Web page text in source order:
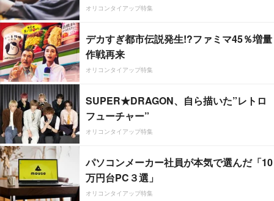
オリコンタイアップ特集
デカすぎ都市伝説発生!?ファミマ45％増量
作戦再来
オリコンタイアップ特集
SUPER★DRAGON、自ら描いた”レトロ
フューチャー”
オリコンタイアップ特集
パソコンメーカー社員が本気で選んだ「10
万円台PC３選」
オリコンタイアップ特集